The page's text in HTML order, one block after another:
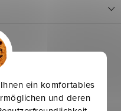
ein komfortables
und deren